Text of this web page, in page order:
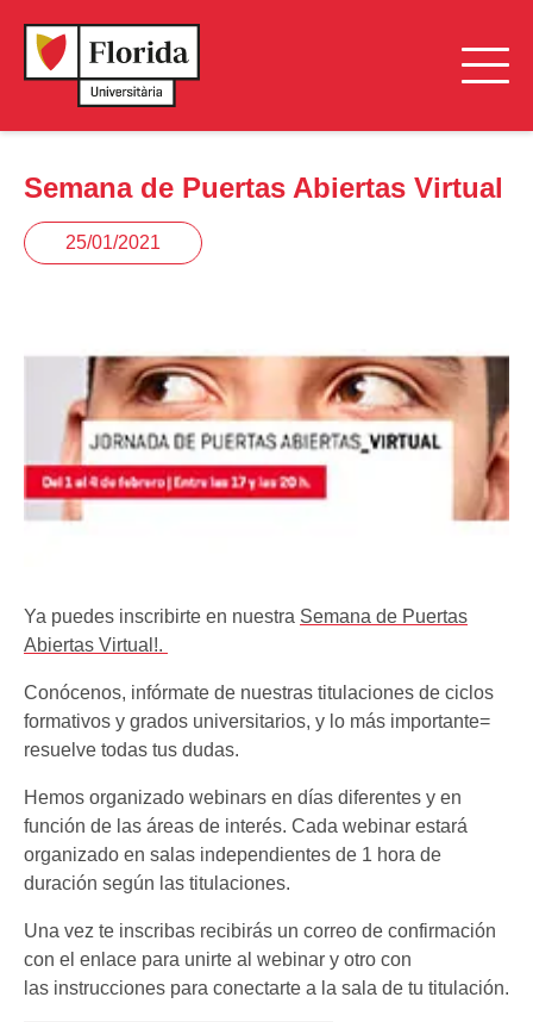
Semana de Puertas Abiertas Virtual
25/01/2021
Ya puedes inscribirte en nuestra Semana de Puertas
Abiertas Virtual!.
Conócenos, infórmate de nuestras titulaciones de ciclos
formativos y grados universitarios, y lo más importante=
resuelve todas tus dudas.
Hemos organizado webinars en días diferentes y en
función de las áreas de interés. Cada webinar estará
organizado en salas independientes de 1 hora de
duración según las titulaciones.
Una vez te inscribas recibirás un correo de confirmación
con el enlace para unirte al webinar y otro con
las instrucciones para conectarte a la sala de tu titulación.